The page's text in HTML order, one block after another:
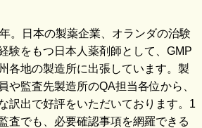
日本の製薬企業、オランダの治験
験をもつ日本人薬剤師として、GMP
各地の製造所に出張しています。製
や監査先製造所のQA担当各位から、
訳出で好評をいただいております。1
査でも、必要確認事項を網羅できる